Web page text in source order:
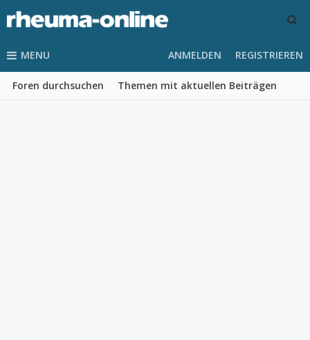
MENU
Foren durchsuchen Themen mit aktuellen Beiträgen
ANMELDEN REGISTRIEREN